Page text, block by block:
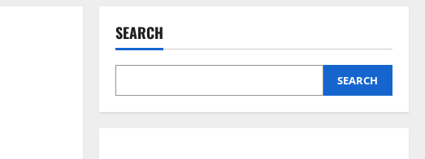
SEARCH
SEARCH